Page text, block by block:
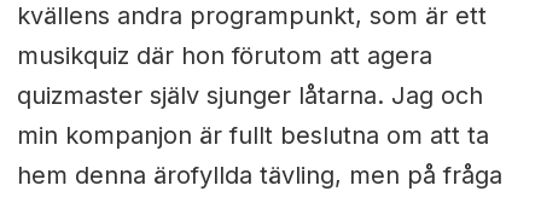
kvällens andra programpunkt, som är ett
musikquiz där hon förutom att agera
quizmaster själv sjunger låtarna. Jag och
min kompanjon är fullt beslutna om att ta
hem denna ärofyllda tävling, men på fråga